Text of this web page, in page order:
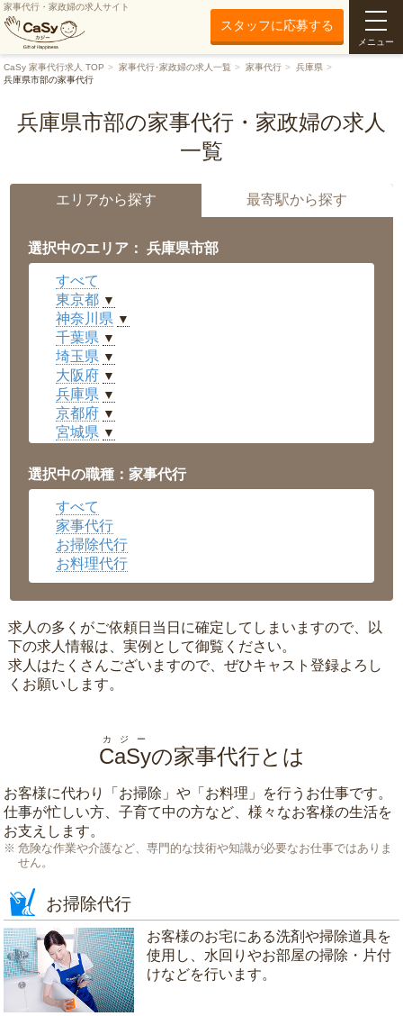
家事代行・家政婦の求人サイト
スタッフに応募する
メニュー
CaSy 家事代行求人 TOP 家事代行･家政婦の求人一覧 家事代行
兵庫県
兵庫県市部の家事代行
兵庫県市部の家事代行・家政婦の求人
一覧
エリアから探す 最寄駅から探す
選択中のエリア： 兵庫県市部
すべて
東京都 ▼
神奈川県 ▼
千葉県 ▼
埼玉県 ▼
大阪府 ▼
兵庫県 ▼
京都府 ▼
宮城県 ▼
福井県 ▼
岡山県 ▼
広島県
沖縄県 ▼
選択中の職種：家事代行
すべて
家事代行
お掃除代行
お料理代行
求人の多くがご依頼日当日に確定してしまいますので、以
下の求人情報は、実例として御覧ください。
求人はたくさんございますので、ぜひキャスト登録よろし
くお願いします。
CaSy
カジー
の家事代行とは
お客様に代わり「 お掃除 」や「 お料理 」を行うお仕事です。
仕事が忙しい方、子育て中の方など、様々なお客様の生活を
お支えします。
危険な作業や介護など、専門的な技術や知識が必要なお仕事ではありま
せん。
お掃除代行
お客様のお宅にある洗剤や掃除道具を
使用し、水回りやお部屋の掃除・片付
けなどを行います。